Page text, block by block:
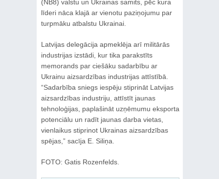
(NB8) valstu un Ukrainas samits, pēc kura
līderi nāca klajā ar vienotu paziņojumu par
turpmāku atbalstu Ukrainai.
Latvijas delegācija apmeklēja arī militārās
industrijas izstādi, kur tika parakstīts
memorands par ciešāku sadarbību ar
Ukrainu aizsardzības industrijas attīstībā.
“Sadarbība sniegs iespēju stiprināt Latvijas
aizsardzības industriju, attīstīt jaunas
tehnoloģijas, paplašināt uzņēmumu eksporta
potenciālu un radīt jaunas darba vietas,
vienlaikus stiprinot Ukrainas aizsardzības
spējas,” sacīja E. Siliņa.
FOTO: Gatis Rozenfelds.